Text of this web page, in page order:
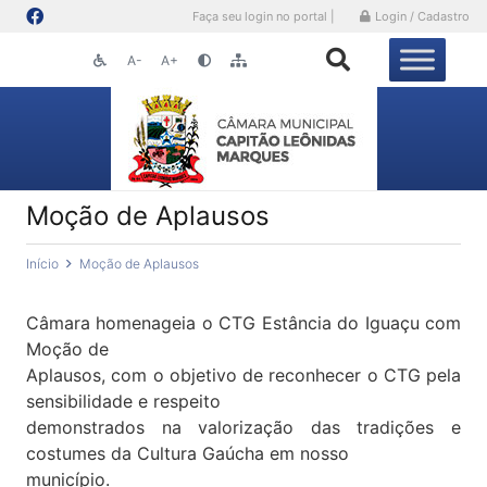
Faça seu login no portal | Login / Cadastro
A- A+
Moção de Aplausos
Início Moção de Aplausos
Câmara homenageia o CTG Estância do Iguaçu com
Moção de
Aplausos, com o objetivo de reconhecer o CTG pela
sensibilidade e respeito
demonstrados na valorização das tradições e
costumes da Cultura Gaúcha em nosso
município.